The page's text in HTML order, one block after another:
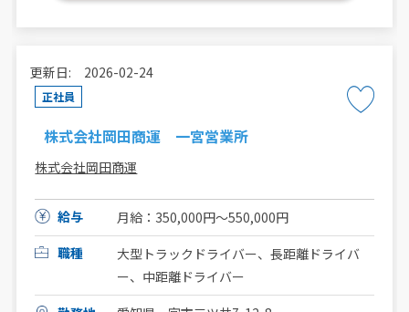
更新日: 2026-02-24
正社員
株式会社岡田商運 一宮営業所
株式会社岡田商運
給与
月給：350,000円～550,000円
職種
大型トラックドライバー、長距離ドライバ
ー、中距離ドライバー